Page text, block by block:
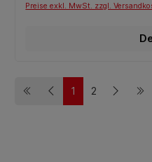
Preise exkl. MwSt. zzgl.
Seite
1
Seite
2